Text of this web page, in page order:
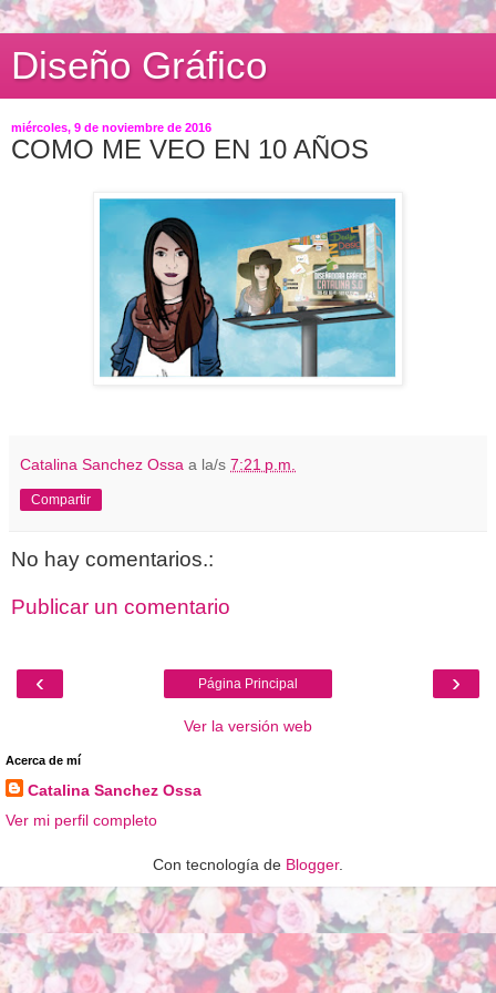
Diseño Gráfico
miércoles, 9 de noviembre de 2016
COMO ME VEO EN 10 AÑOS
Catalina Sanchez Ossa a la/s 7:21 p.m.
Compartir
No hay comentarios.:
Publicar un comentario
‹ ›
Página Principal
Ver la versión web
Acerca de mí
Catalina Sanchez Ossa
Ver mi perfil completo
Con tecnología de Blogger.